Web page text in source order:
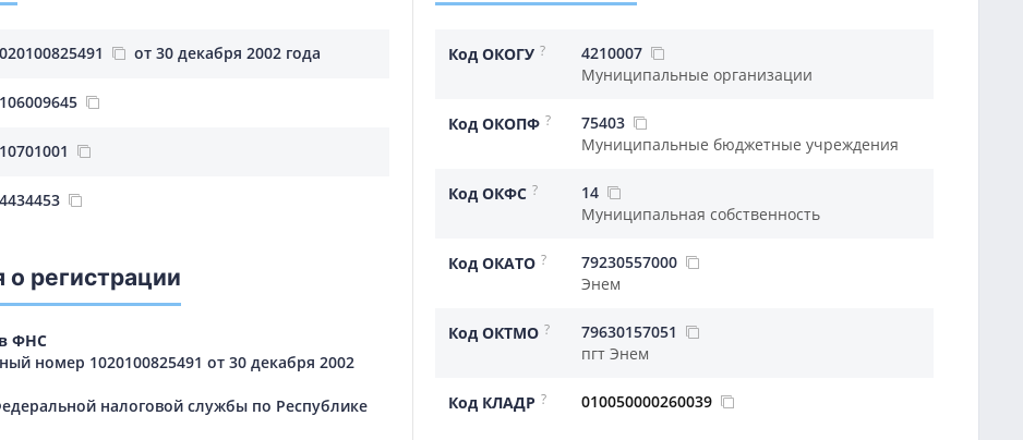
от 30 декабря 2002 года
о регистрации
ФНС
номер 1020100825491 от 30 декабря 2002
налоговой службы по Республике
Код ОКОГУ ?
4210007
Муниципальные организации
Код ОКОПФ ?
75403
Муниципальные бюджетные учреждения
Код ОКФС ?
14
Муниципальная собственность
Код ОКАТО ?
79230557000
Энем
Код ОКТМО ?
79630157051
пгт Энем
Код КЛАДР ? 010050000260039